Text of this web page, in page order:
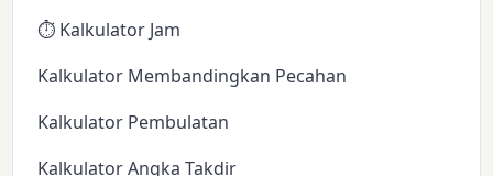
⏱️ Kalkulator Jam
Kalkulator Membandingkan Pecahan
Kalkulator Pembulatan
Kalkulator Angka Takdir